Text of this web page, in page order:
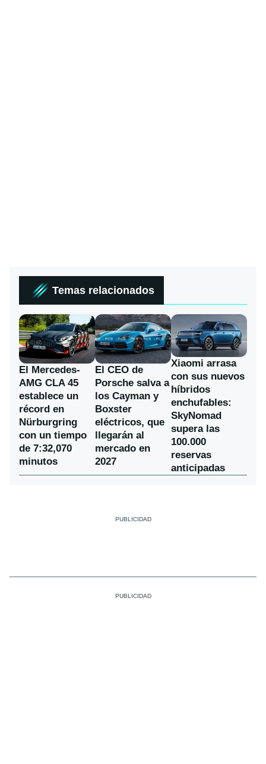
Temas relacionados
El Mercedes-
AMG CLA 45
establece un
récord en
Nürburgring
con un tiempo
de 7:32,070
minutos
El CEO de
Porsche salva a
los Cayman y
Boxster
eléctricos, que
llegarán al
mercado en
2027
Xiaomi arrasa
con sus nuevos
híbridos
enchufables:
SkyNomad
supera las
100.000
reservas
anticipadas